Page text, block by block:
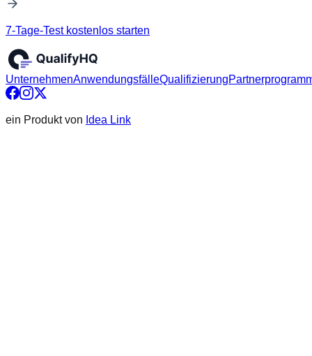
7-Tage-Test kostenlos starten
UnternehmenAnwendungsfälleQualifizierung
ein Produkt von Idea Link